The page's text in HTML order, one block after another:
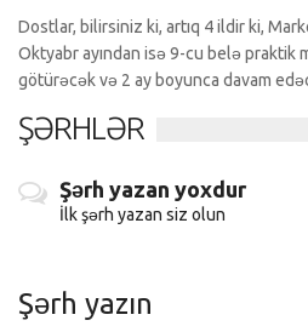
Dostlar, bilirsiniz ki, artıq 4 ildir ki,
Oktyabr ayından isə 9-cu belə praktik
götürəcək və 2 ay boyunca davam
ŞƏRHLƏR
Şərh yazan yoxdur
İlk şərh yazan siz olun
Şərh yazın